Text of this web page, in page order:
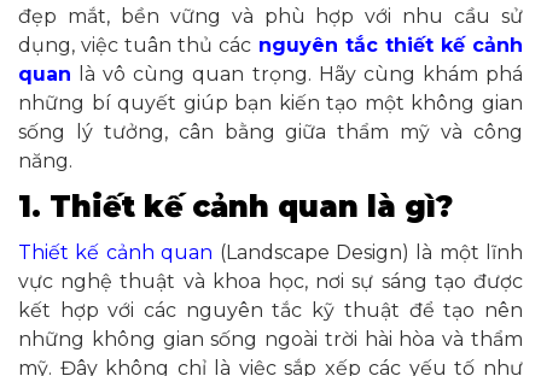
đẹp mắt, bền vững và phù hợp với nhu cầu sử
dụng, việc tuân thủ các nguyên tắc thiết kế cảnh
quan là vô cùng quan trọng. Hãy cùng khám phá
những bí quyết giúp bạn kiến tạo một không gian
sống lý tưởng, cân bằng giữa thẩm mỹ và công
năng.
1. Thiết kế cảnh quan là gì?
Thiết kế cảnh quan (Landscape Design) là một lĩnh
vực nghệ thuật và khoa học, nơi sự sáng tạo được
kết hợp với các nguyên tắc kỹ thuật để tạo nên
những không gian sống ngoài trời hài hòa và thẩm
mỹ. Đây không chỉ là việc sắp xếp các yếu tố như